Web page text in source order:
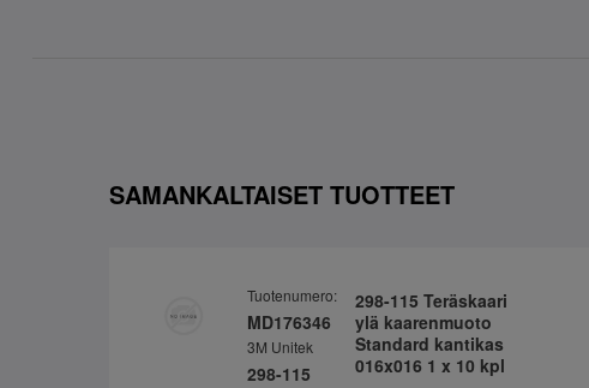
SAMANKALTAISET TUOTTEET
Tuotenumero:
MD176346
3M Unitek
298-115
298-115 Teräskaari
ylä kaarenmuoto
Standard kantikas
016x016 1 x 10 kpl